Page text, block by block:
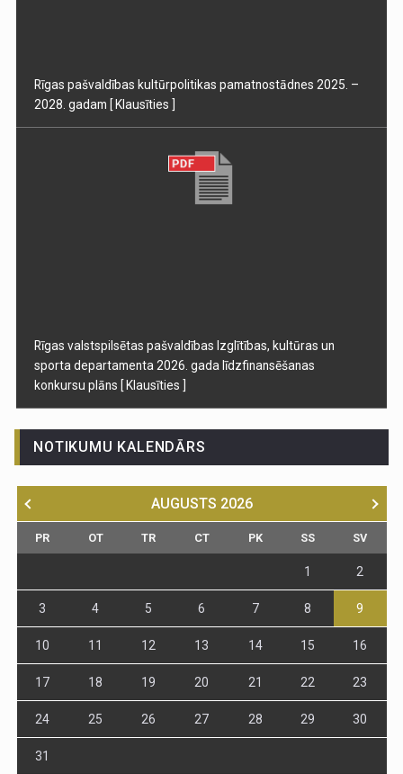
Rīgas pašvaldības kultūrpolitikas pamatnostādnes 2025. –
2028. gadam [ Klausīties ]
Rīgas valstspilsētas pašvaldības Izglītības, kultūras un
sporta departamenta 2026. gada līdzfinansēšanas
konkursu plāns [ Klausīties ]
NOTIKUMU KALENDĀRS
AUGUSTS 2026
PR OT TR CT PK SS SV
1 2
3 4 5 6 7 8 9
10 11 12 13 14 15 16
17 18 19 20 21 22 23
24 25 26 27 28 29 30
31